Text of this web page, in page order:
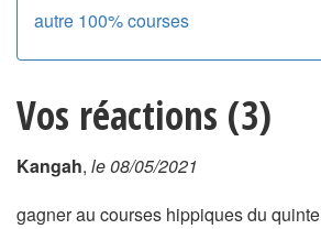
autre 100% courses
Vos réactions (3)
Kangah, le 08/05/2021
gagner au courses hippiques du quinte